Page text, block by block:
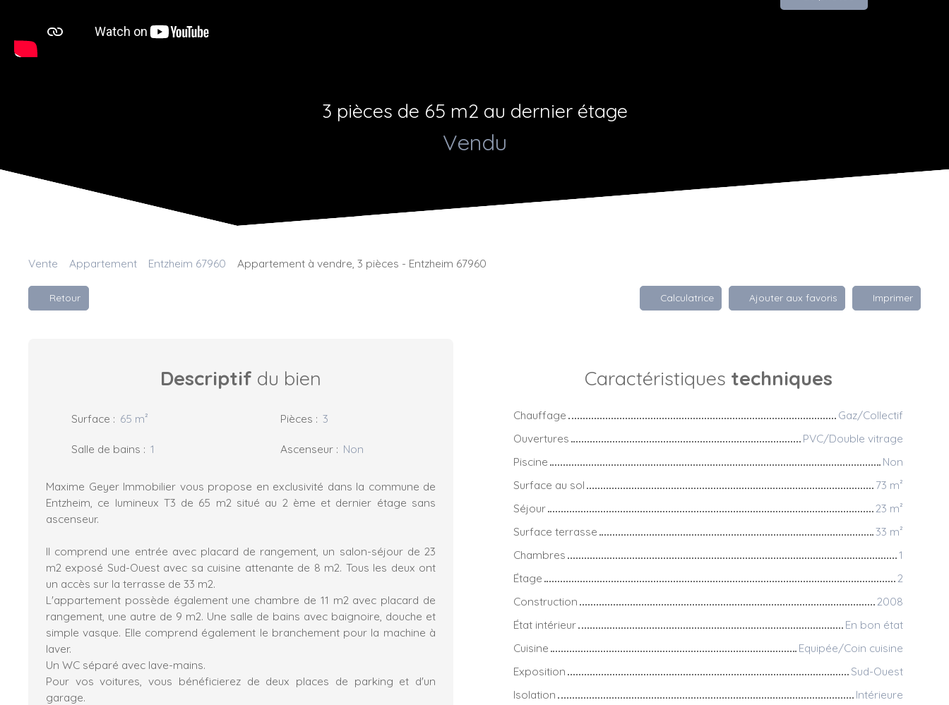
3 pièces de 65 m2 au dernier étage
Vendu
Vente Appartement Entzheim 67960 Appartement à vendre, 3 pièces - Entzheim 67960
Retour Calculatrice Ajouter aux favoris Imprimer
Descriptif du bien
Surface : 65 m² Pièces : 3
Salle de bains : 1 Ascenseur : Non
Maxime Geyer Immobilier vous propose en exclusivité dans la commune de
Entzheim, ce lumineux T3 de 65 m2 situé au 2 ème et dernier étage sans
ascenseur.
Il comprend une entrée avec placard de rangement, un salon-séjour de 23
m2 exposé Sud-Ouest avec sa cuisine attenante de 8 m2. Tous les deux ont
un accès sur la terrasse de 33 m2.
L'appartement possède également une chambre de 11 m2 avec placard de
rangement, une autre de 9 m2. Une salle de bains avec baignoire, douche et
simple vasque. Elle comprend également le branchement pour la machine à
laver.
Un WC séparé avec lave-mains.
Pour vos voitures, vous bénéficierez de deux places de parking et d'un
garage.
Caractéristiques techniques
Chauffage
Gaz/Collectif
Ouvertures
PVC/Double vitrage
Piscine
Non
Surface au sol
73 m²
Séjour
23 m²
Surface terrasse
33 m²
Chambres
1
Étage
2
Construction
2008
État intérieur
En bon état
Cuisine
Equipée/Coin cuisine
Exposition
Sud-Ouest
Isolation
Intérieure